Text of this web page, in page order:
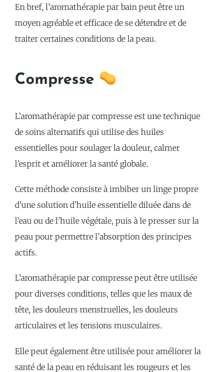
En bref, l’aromathérapie par bain peut être un
moyen agréable et efficace de se détendre et de
traiter certaines conditions de la peau.
Compresse
L’aromathérapie par compresse est une technique
de soins alternatifs qui utilise des huiles
essentielles pour soulager la douleur, calmer
l’esprit et améliorer la santé globale.
Cette méthode consiste à imbiber un linge propre
d’une solution d’huile essentielle diluée dans de
l’eau ou de l’huile végétale, puis à le presser sur la
peau pour permettre l’absorption des principes
actifs.
L’aromathérapie par compresse peut être utilisée
pour diverses conditions, telles que les maux de
tête, les douleurs menstruelles, les douleurs
articulaires et les tensions musculaires.
Elle peut également être utilisée pour améliorer la
santé de la peau en réduisant les rougeurs et les